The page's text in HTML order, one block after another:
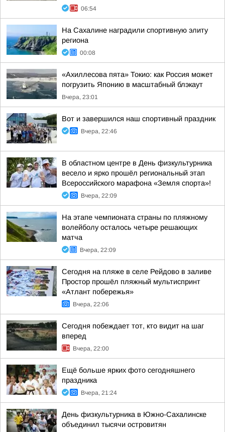
06:54
На Сахалине наградили спортивную элиту
региона
00:08
«Ахиллесова пята» Токио: как Россия может
погрузить Японию в масштабный блэкаут
Вчера, 23:01
Вот и завершился наш спортивный праздник
Вчера, 22:46
В областном центре в День физкультурника
весело и ярко прошёл региональный этап
Всероссийского марафона «Земля спорта»!
Вчера, 22:09
На этапе чемпионата страны по пляжному
волейболу осталось четыре решающих
матча
Вчера, 22:09
Сегодня на пляже в селе Рейдово в заливе
Простор прошёл пляжный мультиспринт
«Атлант побережья»
Вчера, 22:06
Сегодня побеждает тот, кто видит на шаг
вперед
Вчера, 22:00
Ещё больше ярких фото сегодняшнего
праздника
Вчера, 21:24
День физкультурника в Южно-Сахалинске
объединил тысячи островитян